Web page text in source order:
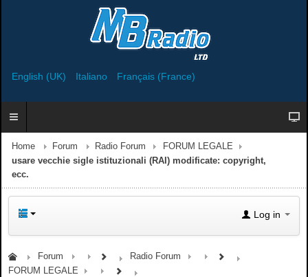
English (UK) Italiano Français (France)
Home Forum Radio Forum
FORUM LEGALE
usare vecchie sigle istituzionali (RAI) modificate: copyright,
ecc.
Log in
Forum
Radio Forum
FORUM LEGALE